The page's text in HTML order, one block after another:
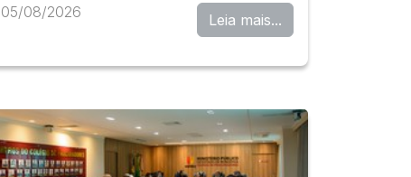
05/08/2026 Leia mais...